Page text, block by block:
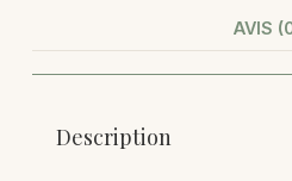
AVIS
Description